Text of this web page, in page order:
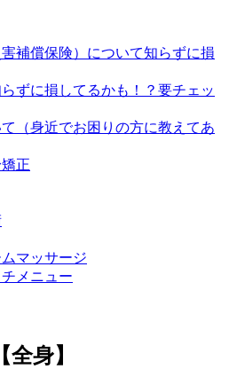
補償保険）について知らずに損
ずに損してるかも！？要チェッ
（身近でお困りの方に教えてあ
正
マッサージ
メニュー
身】